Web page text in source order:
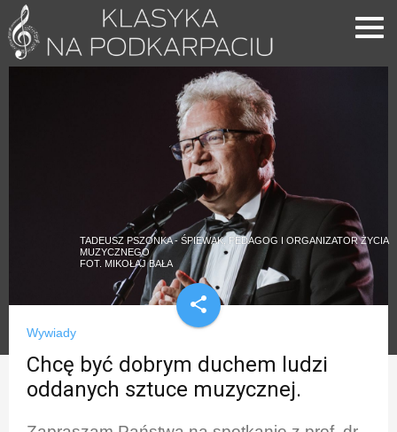
TADEUSZ PSZONKA - ŚPIEWAK, PEDAGOG I ORGANIZATOR ŻYCIA
MUZYCZNEGO
FOT. MIKOŁAJ BAŁA
share
Wywiady
Chcę być dobrym duchem ludzi
oddanych sztuce muzycznej.